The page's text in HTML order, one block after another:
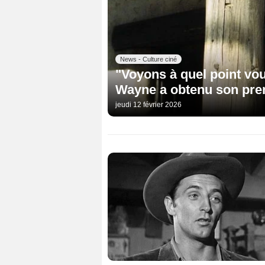
News - Culture ciné
"Voyons à quel point
Wayne a obtenu son
jeudi 12 février 2026